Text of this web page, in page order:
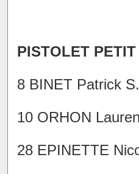
PISTOLET
8 BINET Patrick
10 ORHON
28 EPINETTE